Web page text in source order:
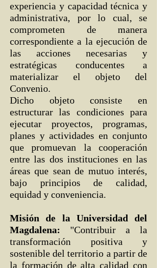
experiencia y capacidad técnica y
administrativa, por lo cual, se
comprometen de manera
correspondiente a la ejecución de
las acciones necesarias y
estratégicas conducentes a
materializar el objeto del
Convenio.
Dicho objeto consiste en
estructurar las condiciones para
ejecutar proyectos, programas,
planes y actividades en conjunto
que promuevan la cooperación
entre las dos instituciones en las
áreas que sean de mutuo interés,
bajo principios de calidad,
equidad y conveniencia.
Misión de la Universidad del
Magdalena: "Contribuir a la
transformación positiva y
sostenible del territorio a partir de
la formación de alta calidad con